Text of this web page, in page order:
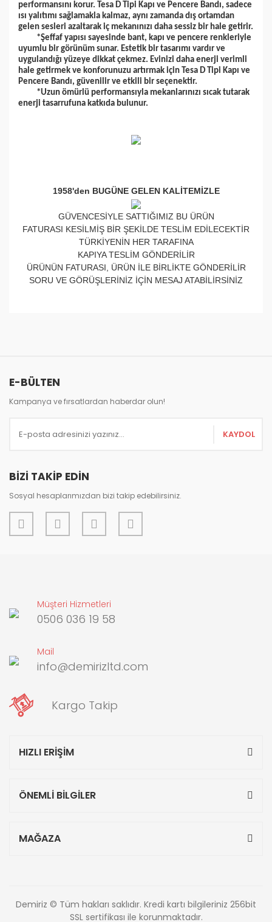
performansını korur. Tesa D Tipi Kapı ve Pencere Bandı, sadece
ısı yalıtımı sağlamakla kalmaz, aynı zamanda dış ortamdan
gelen sesleri azaltarak iç mekanınızı daha sessiz bir hale getirir.
*Şeffaf yapısı sayesinde bant, kapı ve pencere renkleriyle
uyumlu bir görünüm sunar. Estetik bir tasarımı vardır ve
uygulandığı yüzeye dikkat çekmez. Evinizi daha enerji verimli
hale getirmek ve konforunuzu artırmak için Tesa D Tipi Kapı ve
Pencere Bandı, güvenilir ve etkili bir seçenektir.
*Uzun ömürlü performansıyla mekanlarınızı sıcak tutarak
enerji tasarrufuna katkıda bulunur.
1958'den BUGÜNE GELEN KALİTEMİZLE
GÜVENCESİYLE SATTIĞIMIZ BU ÜRÜN
FATURASI KESİLMİŞ BİR ŞEKİLDE TESLİM EDİLECEKTİR
TÜRKİYENİN HER TARAFINA
KAPIYA TESLİM GÖNDERİLİR
ÜRÜNÜN FATURASI, ÜRÜN İLE BİRLİKTE GÖNDERİLİR
SORU VE GÖRÜŞLERİNİZ İÇİN MESAJ ATABİLİRSİNİZ
Ürün resmi kalitesiz, bozuk veya görüntülenemiyor.
Ürün açıklamasında eksik bilgiler bulunuyor.
Ürün fiyatı diğer sitelerden daha pahalı.
Gönder
E-BÜLTEN
Kampanya ve fırsatlardan haberdar olun!
KAYDOL
BİZİ TAKİP EDİN
Sosyal hesaplarımızdan bizi takip edebilirsiniz.
Müşteri Hizmetleri
0506 036 19 58
Mail
info@demirizltd.com
Kargo Takip
HIZLI ERİŞİM
ÖNEMLİ BİLGİLER
MAĞAZA
Demiriz © Tüm hakları saklıdır. Kredi kartı bilgileriniz 256bit
SSL sertifikası ile korunmaktadır.